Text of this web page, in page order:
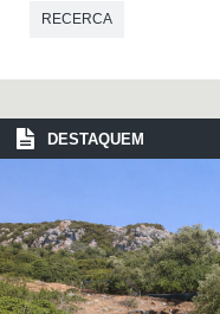
RECERCA
DESTAQUEM